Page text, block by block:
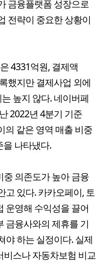
금융플랫폼 성장으로
전략이 중요한 상황이
4331억원, 결제액
했지만 결제사업 외에
높지 않다. 네이버페
2022년 4분기 기준
의 같은 영역 매출 비중
을 나타냈다.
의존도가 높아 금융
고 있다. 카카오페이, 토
운영해 수익성을 끌어
금융사와의 제휴를 기
야 하는 실정이다. 실제
스나 자동차보험 비교